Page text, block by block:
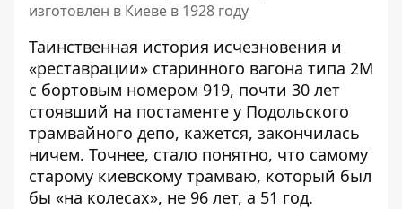
изготовлен в Киеве в 1928 году
Таинственная история исчезновения и
«реставрации» старинного вагона типа 2М
с бортовым номером 919, почти 30 лет
стоявший на постаменте у Подольского
трамвайного депо, кажется, закончилась
ничем. Точнее, стало понятно, что самому
старому киевскому трамваю, который был
бы «на колесах», не 96 лет, а 51 год.